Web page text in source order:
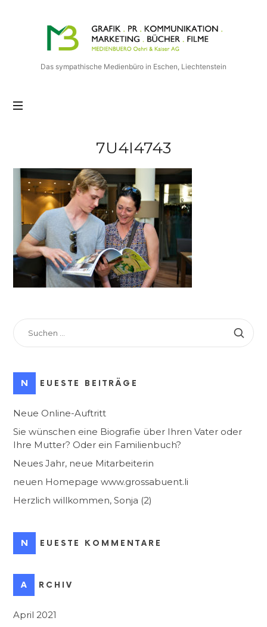
Medienbuero
Oehri
&
Kaiser
AG
Das sympathische Medienbüro in Eschen, Liechtenstein
7U4I4743
SUCHEN
NACH:
NEUESTE BEITRÄGE
Neue Online-Auftritt
Sie wünschen eine Biografie über Ihren Vater oder
Ihre Mutter? Oder ein Familienbuch?
Neues Jahr, neue Mitarbeiterin
neuen Homepage www.grossabuent.li
Herzlich willkommen, Sonja (2)
NEUESTE KOMMENTARE
ARCHIV
April 2021